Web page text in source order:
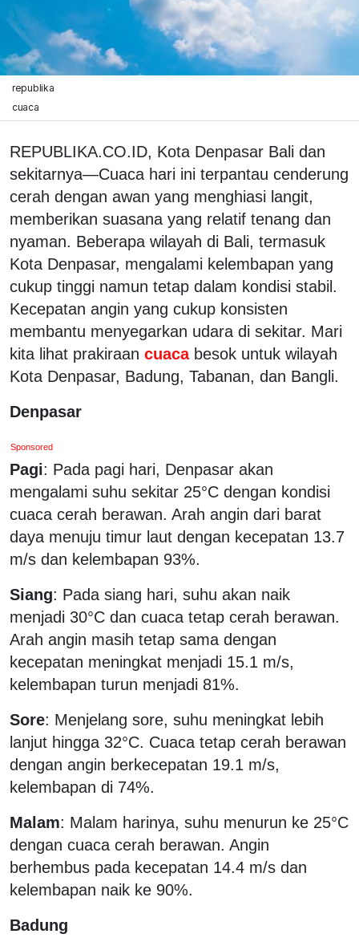
republika
cuaca
REPUBLIKA.CO.ID, Kota Denpasar Bali dan
sekitarnya—Cuaca hari ini terpantau cenderung
cerah dengan awan yang menghiasi langit,
memberikan suasana yang relatif tenang dan
nyaman. Beberapa wilayah di Bali, termasuk
Kota Denpasar, mengalami kelembapan yang
cukup tinggi namun tetap dalam kondisi stabil.
Kecepatan angin yang cukup konsisten
membantu menyegarkan udara di sekitar. Mari
kita lihat prakiraan cuaca besok untuk wilayah
Kota Denpasar, Badung, Tabanan, dan Bangli.
Denpasar
Sponsored
Pagi: Pada pagi hari, Denpasar akan
mengalami suhu sekitar 25°C dengan kondisi
cuaca cerah berawan. Arah angin dari barat
daya menuju timur laut dengan kecepatan 13.7
m/s dan kelembapan 93%.
Siang: Pada siang hari, suhu akan naik
menjadi 30°C dan cuaca tetap cerah berawan.
Arah angin masih tetap sama dengan
kecepatan meningkat menjadi 15.1 m/s,
kelembapan turun menjadi 81%.
Sore: Menjelang sore, suhu meningkat lebih
lanjut hingga 32°C. Cuaca tetap cerah berawan
dengan angin berkecepatan 19.1 m/s,
kelembapan di 74%.
Malam: Malam harinya, suhu menurun ke 25°C
dengan cuaca cerah berawan. Angin
berhembus pada kecepatan 14.4 m/s dan
kelembapan naik ke 90%.
Badung